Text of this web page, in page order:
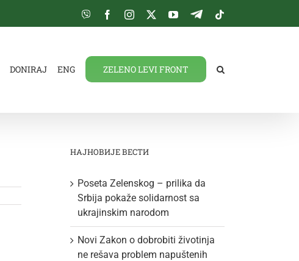
Viber FacebookInstagram
TwitterYouTube
Telegram
DONIRAJ ENG ZELENO LEVI FRONT
НАЈНОВИЈЕ ВЕСТИ
Poseta Zelenskog – prilika da
Srbija pokaže solidarnost sa
ukrajinskim narodom
Novi Zakon o dobrobiti životinja
ne rešava problem napuštenih